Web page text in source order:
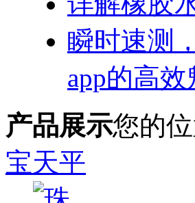
瞬时速测
app的高效
产品展示您的
宝天平